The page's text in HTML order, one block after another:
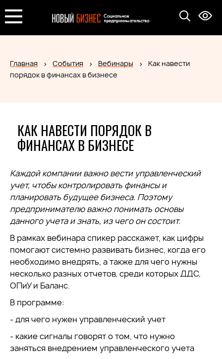
Главная События Вебинары
Как навести
порядок в финансах в бизнесе
КАК НАВЕСТИ ПОРЯДОК В
ФИНАНСАХ В БИЗНЕСЕ
Каждой компании важно вести управленческий
учет, чтобы контролировать финансы и
планировать будущее бизнеса. Поэтому
предпринимателю важно понимать основы
данного учета и знать, из чего он состоит.
В рамках вебинара спикер расскажет, как цифры
помогают системно развивать бизнес, когда его
необходимо внедрять, а также для чего нужны
несколько разных отчетов, среди которых ДДС,
ОПиУ и Баланс.
В программе:
- для чего нужен управленческий учет
- какие сигналы говорят о том, что нужно
заняться внедрением управленческого учета